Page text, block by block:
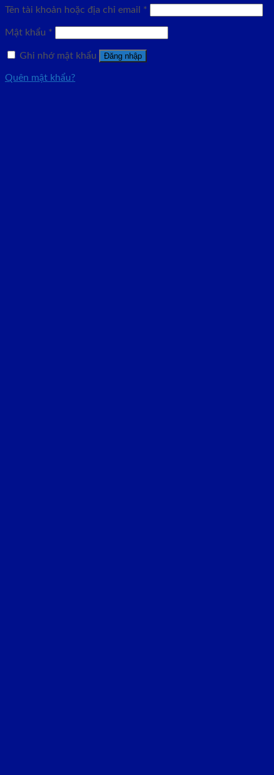
Tên tài khoản hoặc địa chỉ email *
Mật khẩu *
Ghi nhớ mật khẩu Đăng nhập
Quên mật khẩu?